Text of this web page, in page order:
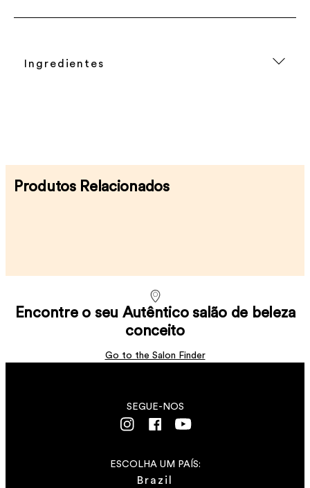
Ingredientes
Produtos Relacionados
Encontre o seu Autêntico salão de beleza
conceito
Go to the Salon Finder
ESCOLHA UM PAÍS:
Brazil
SEGUE-NOS